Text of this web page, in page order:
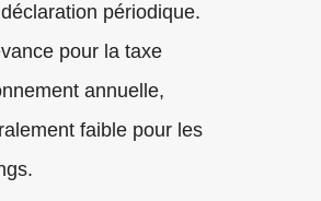
périodique.
pour la taxe
annuelle,
faible pour les